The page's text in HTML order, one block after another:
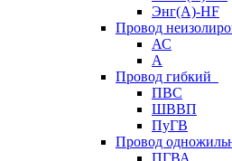
Энг(А)-HF
Провод
АС
А
Провод гибкий
ПВС
ШВВП
ПуГВ
Провод
ПГВА